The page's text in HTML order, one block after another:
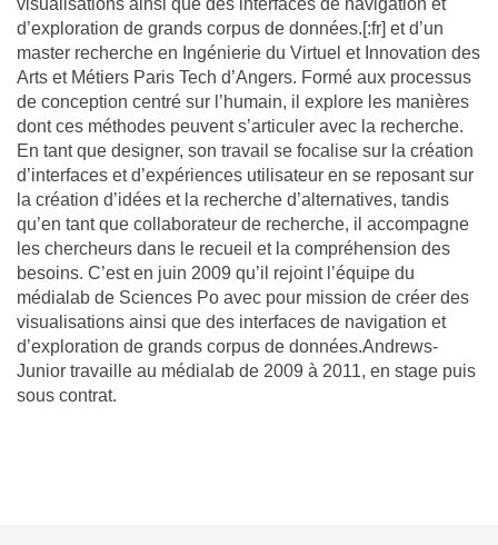
d’exploration de grands corpus de données.[:fr] et d’un
master recherche en Ingénierie du Virtuel et Innovation des
Arts et Métiers Paris Tech d’Angers. Formé aux processus
de conception centré sur l’humain, il explore les manières
dont ces méthodes peuvent s’articuler avec la recherche.
En tant que designer, son travail se focalise sur la création
d’interfaces et d’expériences utilisateur en se reposant sur
la création d’idées et la recherche d’alternatives, tandis
qu’en tant que collaborateur de recherche, il accompagne
les chercheurs dans le recueil et la compréhension des
besoins. C’est en juin 2009 qu’il rejoint l’équipe du
médialab de Sciences Po avec pour mission de créer des
visualisations ainsi que des interfaces de navigation et
d’exploration de grands corpus de données.Andrews-
Junior travaille au médialab de 2009 à 2011, en stage puis
sous contrat.